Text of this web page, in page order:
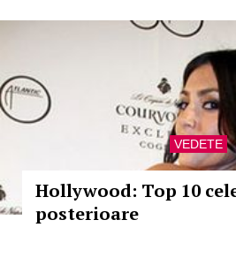
VEDETE
Hollywood: Top 10
posterioare